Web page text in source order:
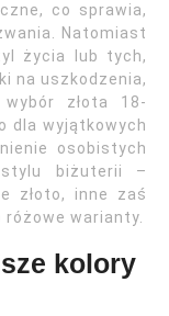
co sprawia,
Natomiast
życia lub tych,
na uszkodzenia,
złota 18-
dla wyjątkowych
osobistych
biżuterii –
złoto, inne zaś
różowe warianty.
kolory